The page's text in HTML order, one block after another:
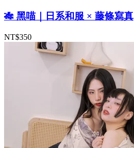
🎋 黑喵｜日系和服 × 藤條寫真
NT$350